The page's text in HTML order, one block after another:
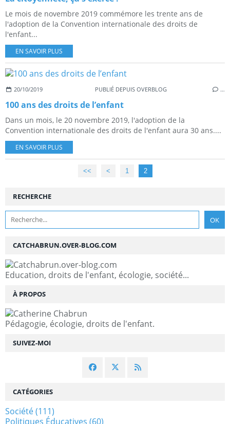
Le mois de novembre 2019 commémore les trente ans de
l'adoption de la Convention internationale des droits de
l'enfant...
EN SAVOIR PLUS
20/10/2019 PUBLIÉ DEPUIS OVERBLOG …
100 ans des droits de l’enfant
Dans un mois, le 20 novembre 2019, l'adoption de la
Convention internationale des droits de l'enfant aura 30 ans....
EN SAVOIR PLUS
<< < 1 2
SUIVEZ-MOI
RECHERCHE
CATCHABRUN.OVER-BLOG.COM
Education, droits de l'enfant, écologie, société...
À PROPOS
Pédagogie, écologie, droits de l'enfant.
CATÉGORIES
Société(111)
Politiques Éducatives (60)